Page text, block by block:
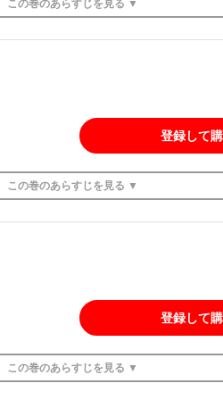
この巻のあらすじを 見る ▼
登録して
この巻のあらすじを 見る ▼
登録して
この巻のあらすじを 見る ▼